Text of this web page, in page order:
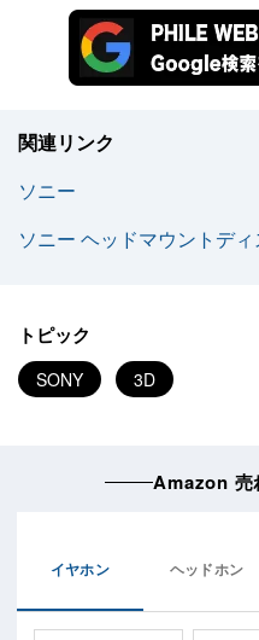
関連リンク
ソニー
ソニー ヘッドマウントデ
トピック
SONY 3D